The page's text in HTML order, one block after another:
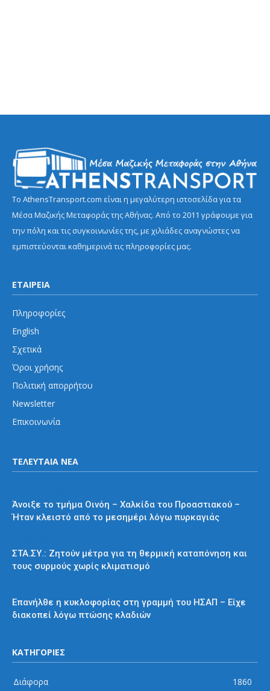
Το AthensTransport.com είναι η μεγαλύτερη ιστοσελίδα για τα
Μέσα Μαζικής Μεταφοράς της Αθήνας. Από το 2011 γράφουμε για
την πόλη και τις συγκοινωνίες της, με χιλιάδες αναγνώστες να
εμπιστεύονται καθημερινά τις πληροφορίες μας.
ΕΤΑΙΡΕΙΑ
Πληροφορίες
English
Σχετικά
Όροι χρήσης
Πολιτική απορρήτου
Newsletter
Επικοινωνία
ΤΕΛΕΥΤΑΙΑ ΝΕΑ
Άνοιξε το τμήμα Οινόη – Χαλκίδα του Προαστιακού –
Ήταν κλειστό από το μεσημέρι λόγω πυρκαγιάς
ΣΤΑ.ΣΥ.: Ζητούν μέτρα για τη θερμική καταπόνηση και
τους συρμούς χωρίς κλιματισμό
Επανήλθε η κυκλοφορίας στη γραμμή του ΗΣΑΠ – Είχε
διακοπεί λόγω πτώσης κλαδιών
ΚΑΤΗΓΟΡΙΕΣ
Διάφορα 1860